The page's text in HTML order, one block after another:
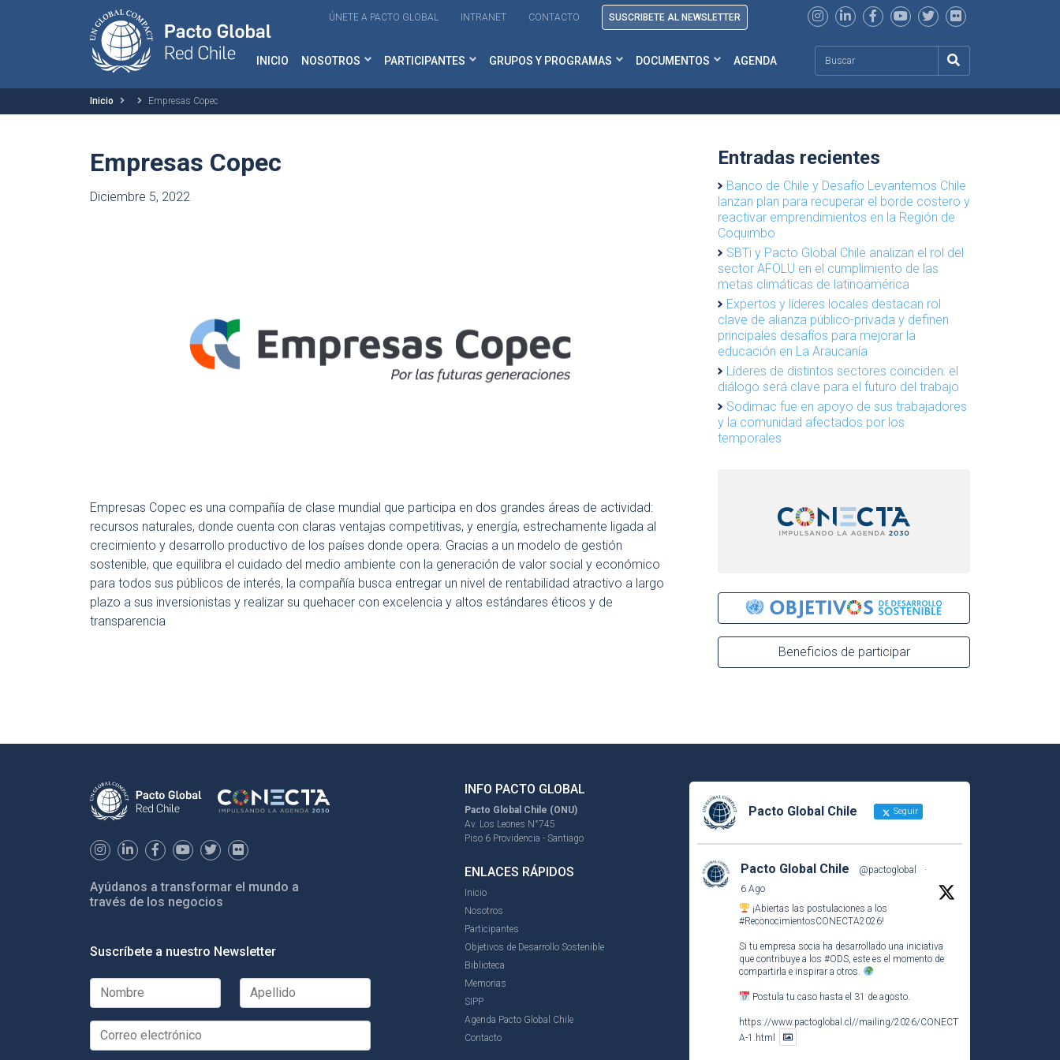
ÚNETE A PACTO GLOBAL INTRANET CONTACTO SUSCRIBETE AL NEWSLETTER
INICIO NOSOTROS PARTICIPANTES GRUPOS Y PROGRAMAS DOCUMENTOS AGENDA
Inicio Empresas Copec
Empresas Copec
Diciembre 5, 2022
Empresas Copec es una compañía de clase mundial que participa en dos grandes áreas de actividad:
recursos naturales, donde cuenta con claras ventajas competitivas, y energía, estrechamente ligada al
crecimiento y desarrollo productivo de los países donde opera. Gracias a un modelo de gestión
sostenible, que equilibra el cuidado del medio ambiente con la generación de valor social y económico
para todos sus públicos de interés, la compañía busca entregar un nivel de rentabilidad atractivo a largo
plazo a sus inversionistas y realizar su quehacer con excelencia y altos estándares éticos y de
transparencia
Entradas recientes
Banco de Chile y Desafío Levantemos Chile
lanzan plan para recuperar el borde costero y
reactivar emprendimientos en la Región de
Coquimbo
SBTi y Pacto Global Chile analizan el rol del
sector AFOLU en el cumplimiento de las
metas climáticas de latinoamérica
Expertos y líderes locales destacan rol
clave de alianza público-privada y definen
principales desafíos para mejorar la
educación en La Araucanía
Líderes de distintos sectores coinciden: el
diálogo será clave para el futuro del trabajo
Sodimac fue en apoyo de sus trabajadores
y la comunidad afectados por los
temporales
Beneficios de participar
Ayúdanos a transformar el mundo a
través de los negocios
Suscríbete a nuestro Newsletter
INFO PACTO GLOBAL
Pacto Global Chile (ONU)
Av. Los Leones N°745
Piso 6 Providencia - Santiago
ENLACES RÁPIDOS
Inicio
Nosotros
Participantes
Objetivos de Desarrollo Sostenible
Biblioteca
Memorias
SIPP
Agenda Pacto Global Chile
Contacto
Pacto Global Chile Seguir
Pacto Global Chile @pactoglobal
·
6 Ago
¡Abiertas las postulaciones a los
#ReconocimientosCONECTA2026!
Si tu empresa socia ha desarrollado una iniciativa
que contribuye a los #ODS, este es el momento de
compartirla e inspirar a otros.
Postula tu caso hasta el 31 de agosto.
https://www.pactoglobal.cl//mailing/2026/CONECT
A-1.html